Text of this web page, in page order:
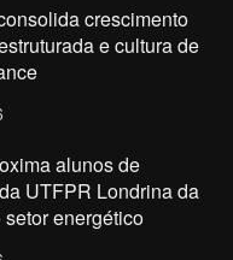
crescimento
e cultura de
alunos de
UTFPR Londrina da
energético